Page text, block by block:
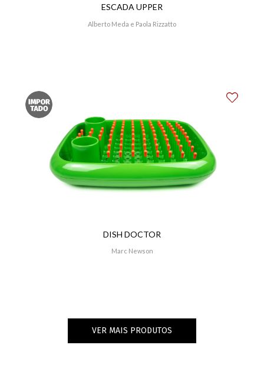
ESCADA UPPER
Alberto Meda e Paola Rizzatto
DISH DOCTOR
Marc Newson
VER MAIS PRODUTOS